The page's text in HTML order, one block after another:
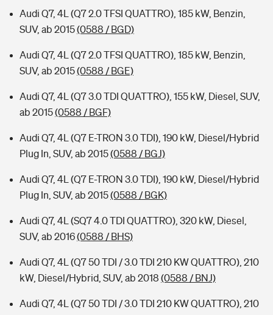
Audi Q7, 4L (Q7 2.0 TFSI QUATTRO), 185 kW, Benzin,
SUV, ab 2015(0588 / BGD)
Audi Q7, 4L (Q7 2.0 TFSI QUATTRO), 185 kW, Benzin,
SUV, ab 2015(0588 / BGE)
Audi Q7, 4L (Q7 3.0 TDI QUATTRO), 155 kW, Diesel, SUV,
ab 2015(0588 / BGF)
Audi Q7, 4L (Q7 E-TRON 3.0 TDI), 190 kW, Diesel/Hybrid
Plug In, SUV, ab 2015(0588 / BGJ)
Audi Q7, 4L (Q7 E-TRON 3.0 TDI), 190 kW, Diesel/Hybrid
Plug In, SUV, ab 2015(0588 / BGK)
Audi Q7, 4L (SQ7 4.0 TDI QUATTRO), 320 kW, Diesel,
SUV, ab 2016(0588 / BHS)
Audi Q7, 4L (Q7 50 TDI / 3.0 TDI 210 KW QUATTRO), 210
kW, Diesel/Hybrid, SUV, ab 2018 (0588 / BNJ)
Audi Q7, 4L (Q7 50 TDI / 3.0 TDI 210 KW QUATTRO), 210